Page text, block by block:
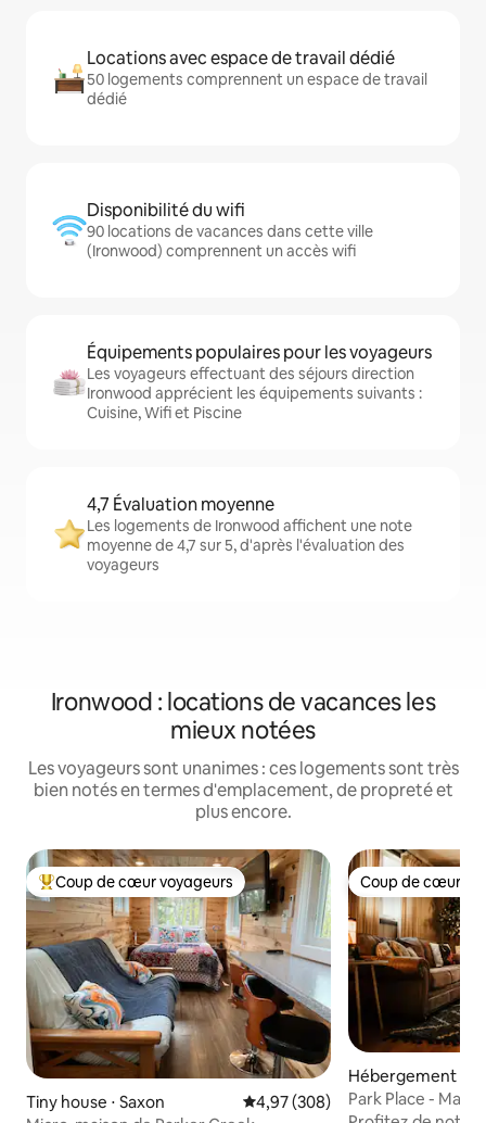
Locations avec espace de travail dédié
50 logements comprennent un espace de travail
dédié
Disponibilité du wifi
90 locations de vacances dans cette ville
(Ironwood) comprennent un accès wifi
Équipements populaires pour les voyageurs
Les voyageurs effectuant des séjours direction
Ironwood apprécient les équipements suivants :
Cuisine, Wifi et Piscine
4,7 Évaluation moyenne
Les logements de Ironwood affichent une note
moyenne de 4,7 sur 5, d'après l'évaluation des
voyageurs
Ironwood : locations de vacances les
mieux notées
Les voyageurs sont unanimes : ces logements sont très
bien notés en termes d'emplacement, de propreté et
plus encore.
Coups de cœur voyageurs les plus appréciés
Coup de cœur voyageurs
Tiny house ⋅ Saxon Évaluation moyenne sur la
4,97 (308)
Coup de cœur
Coup de cœur
Hébergement ⋅
Park Place -